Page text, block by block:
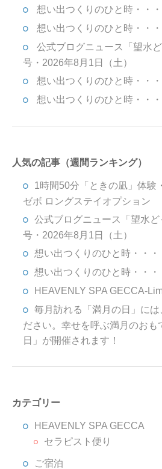
想い出つくりのひと時・・・
想い出つくりのひと時・・・
公式ブログニュース「望水
号・2026年8月1日（土）
想い出つくりのひと時・・・
想い出つくりのひと時・・・
人気の記事（週間ランキング）
1時間50分「ときの凪」体験
ゼボ ロングステイオプション
公式ブログニュース「望水
号・2026年8月1日（土）
想い出つくりのひと時・・・
想い出つくりのひと時・・・
HEAVENLY SPA GECCA-
毎月訪れる「満月の日」には
ださい。幸せを呼ぶ満月のおも
日」が開催されます！
カテゴリー
HEAVENLY SPA GECCA
セラピスト便り
ご宿泊